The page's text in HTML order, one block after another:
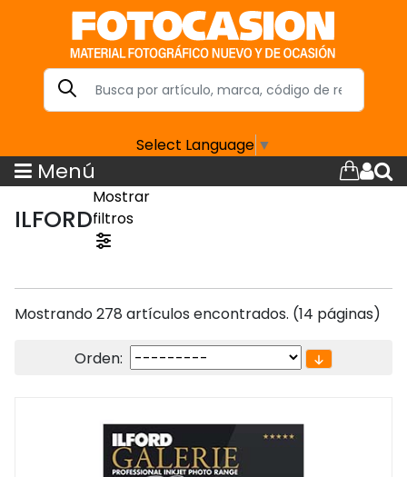
Select Language ▼
Menú
ILFORD
Mostrar
filtros
Mostrando 278 artículos encontrados. (14 páginas)
Orden: